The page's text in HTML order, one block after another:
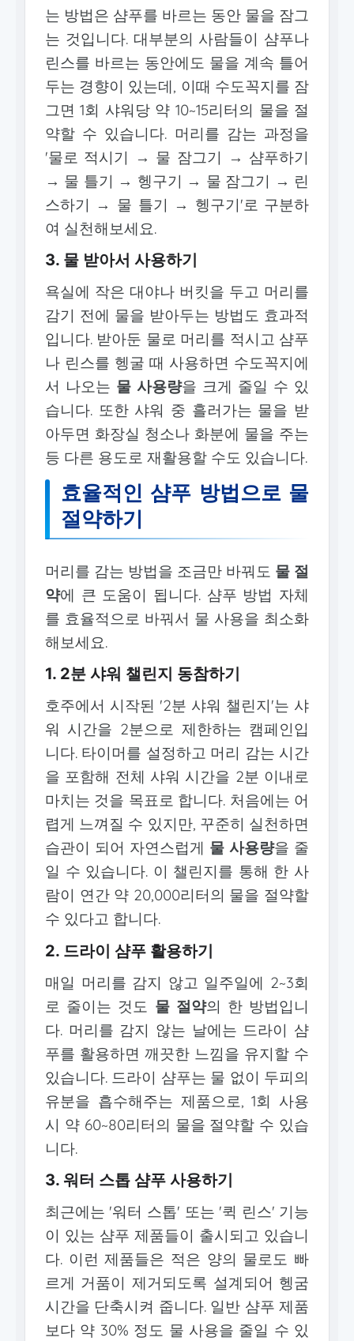
는 방법은 샴푸를 바르는 동안 물을 잠그
는 것입니다. 대부분의 사람들이 샴푸나
린스를 바르는 동안에도 물을 계속 틀어
두는 경향이 있는데, 이때 수도꼭지를 잠
그면 1회 샤워당 약 10~15리터의 물을 절
약할 수 있습니다. 머리를 감는 과정을
'물로 적시기 → 물 잠그기 → 샴푸하기
→ 물 틀기 → 헹구기 → 물 잠그기 → 린
스하기 → 물 틀기 → 헹구기'로 구분하
여 실천해보세요.
3. 물 받아서 사용하기
욕실에 작은 대야나 버킷을 두고 머리를
감기 전에 물을 받아두는 방법도 효과적
입니다. 받아둔 물로 머리를 적시고 샴푸
나 린스를 헹굴 때 사용하면 수도꼭지에
서 나오는 물 사용량을 크게 줄일 수 있
습니다. 또한 샤워 중 흘러가는 물을 받
아두면 화장실 청소나 화분에 물을 주는
등 다른 용도로 재활용할 수도 있습니다.
효율적인 샴푸 방법으로 물
절약하기
머리를 감는 방법을 조금만 바꿔도 물 절
약에 큰 도움이 됩니다. 샴푸 방법 자체
를 효율적으로 바꿔서 물 사용을 최소화
해보세요.
1. 2분 샤워 챌린지 동참하기
호주에서 시작된 '2분 샤워 챌린지'는 샤
워 시간을 2분으로 제한하는 캠페인입
니다. 타이머를 설정하고 머리 감는 시간
을 포함해 전체 샤워 시간을 2분 이내로
마치는 것을 목표로 합니다. 처음에는 어
렵게 느껴질 수 있지만, 꾸준히 실천하면
습관이 되어 자연스럽게 물 사용량을 줄
일 수 있습니다. 이 챌린지를 통해 한 사
람이 연간 약 20,000리터의 물을 절약할
수 있다고 합니다.
2. 드라이 샴푸 활용하기
매일 머리를 감지 않고 일주일에 2~3회
로 줄이는 것도 물 절약의 한 방법입니
다. 머리를 감지 않는 날에는 드라이 샴
푸를 활용하면 깨끗한 느낌을 유지할 수
있습니다. 드라이 샴푸는 물 없이 두피의
유분을 흡수해주는 제품으로, 1회 사용
시 약 60~80리터의 물을 절약할 수 있습
니다.
3. 워터 스톱 샴푸 사용하기
최근에는 '워터 스톱' 또는 '퀵 린스' 기능
이 있는 샴푸 제품들이 출시되고 있습니
다. 이런 제품들은 적은 양의 물로도 빠
르게 거품이 제거되도록 설계되어 헹굼
시간을 단축시켜 줍니다. 일반 샴푸 제품
보다 약 30% 정도 물 사용을 줄일 수 있